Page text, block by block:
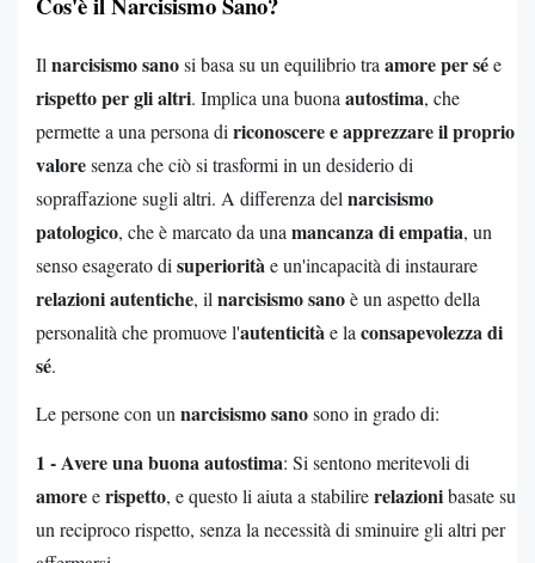
Il narcisismo sanosi basa su un equilibrio tra amore per sée
rispetto per gli altri. Implica una buona autostima, che
permette a una persona di riconoscere e apprezzare il proprio
valoresenza che ciò si trasformi in un desiderio di
sopraffazione sugli altri. A differenza del narcisismo
patologico, che è marcato da una mancanza di empatia, un
senso esagerato di superiorità e un'incapacità di instaurare
relazioni autentiche, il narcisismo sanoè un aspetto della
personalità che promuove l'autenticità e la consapevolezza di
sé.
Le persone con unnarcisismo sanosono in grado di:
1 - Avere una buona autostima: Si sentono meritevoli di
amoreerispetto, e questo li aiuta a stabilirerelazionibasate su
un reciproco rispetto, senza la necessità di sminuire gli altri per